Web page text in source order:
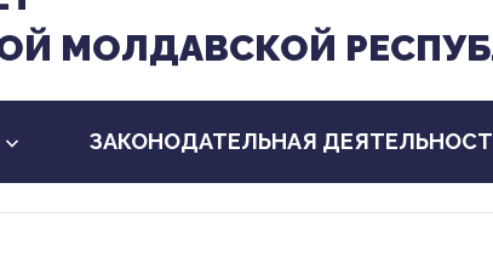
МОЛДАВСКОЙ
ЗАКОНОДАТЕЛЬНАЯ